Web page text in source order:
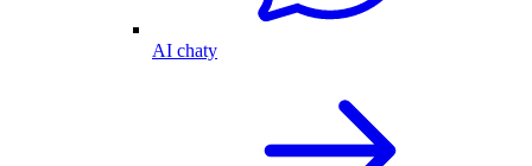
AI chaty